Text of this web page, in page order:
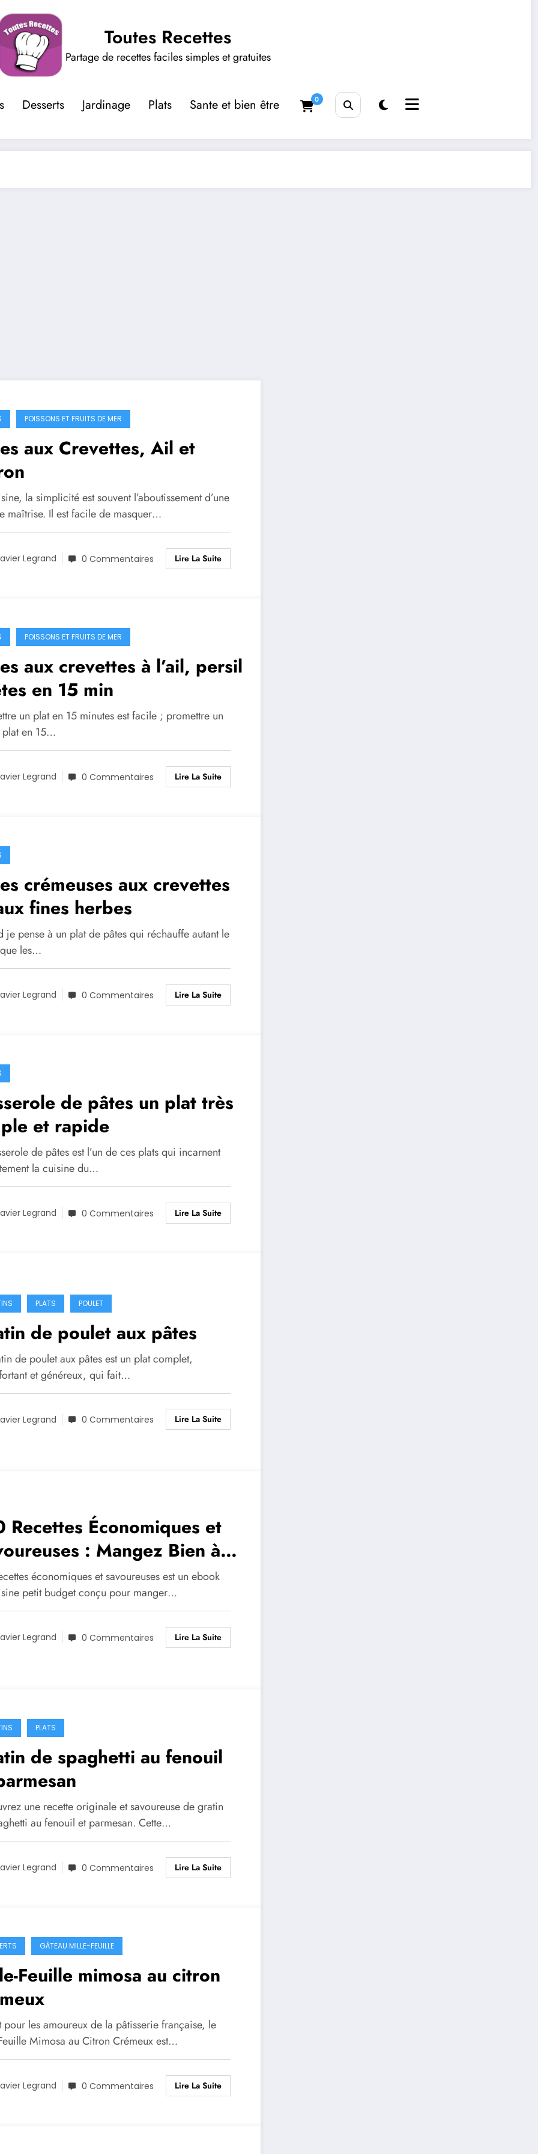
Toutes Recettes
Partage de recettes faciles simples et gratuites
Desserts Jardinage Plats Sante et bien être 0
POISSONS ET FRUITS DE MER
aux Crevettes, Ail et
la simplicité est souvent l’aboutissement d’une
maîtrise. Il est facile de masquer…
Legrand 0 Commentaires Lire La Suite
POISSONS ET FRUITS DE MER
aux crevettes à l’ail, persil
en 15 min
un plat en 15 minutes est facile ; promettre un
en 15…
Legrand 0 Commentaires Lire La Suite
crémeuses aux crevettes
fines herbes
je pense à un plat de pâtes qui réchauffe autant le
les…
Legrand 0 Commentaires Lire La Suite
de pâtes un plat très
et rapide
de pâtes est l’un de ces plats qui incarnent
la cuisine du…
Legrand 0 Commentaires Lire La Suite
PLATS POULET
de poulet aux pâtes
de poulet aux pâtes est un plat complet,
et généreux, qui fait…
Legrand 0 Commentaires Lire La Suite
Recettes Économiques et
: Mangez Bien à
Prix
économiques et savoureuses est un ebook
petit budget conçu pour manger…
Legrand 0 Commentaires Lire La Suite
PLATS
de spaghetti au fenouil
une recette originale et savoureuse de gratin
au fenouil et parmesan. Cette…
Legrand 0 Commentaires Lire La Suite
GÂTEAU MILLE-FEUILLE
Feuille mimosa au citron
pour les amoureux de la pâtisserie française, le
Mimosa au Citron Crémeux est…
Legrand 0 Commentaires Lire La Suite